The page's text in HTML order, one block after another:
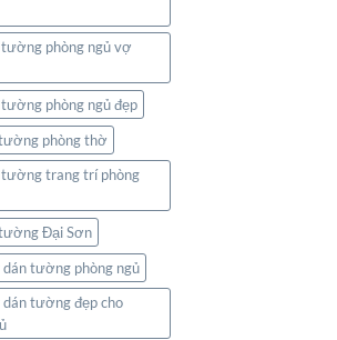
phòng ngủ vợ
phòng ngủ đẹp
phòng thờ
trang trí phòng
Đại Sơn
dán tường phòng ngủ
dán tường đẹp cho